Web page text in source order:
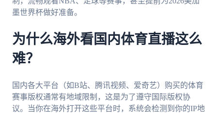
墨世界杯做好准备。
为什么海外看国内体育直播这么
难？
国内各大平台（如B站、腾讯视频、爱奇艺）购买的体育
赛事版权通常有地域限制，这是为了遵守国际版权协
议。当你在海外打开这些平台时，系统会检测到你的IP地